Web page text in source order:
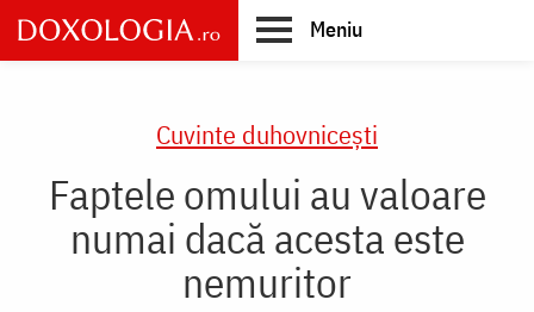
Skip
to
main
Meniu
Cuvinte duhovnicești
Faptele omului au valoare
numai dacă acesta este
nemuritor